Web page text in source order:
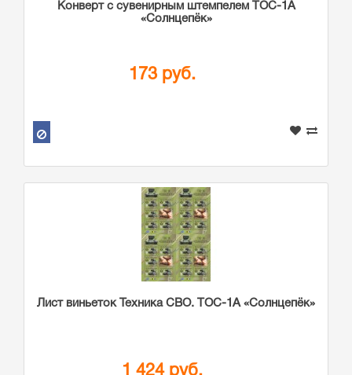
Конверт с сувенирным штемпелем ТОС-1А
«Солнцепёк»
173 руб.
Лист виньеток Техника СВО. ТОС-1А «Солнцепёк»
1 424 руб.